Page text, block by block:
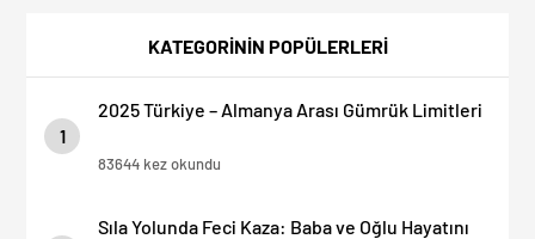
KATEGORİNİN POPÜLERLERİ
1
2025 Türkiye – Almanya Arası Gümrük Limitleri
83644 kez okundu
Sıla Yolunda Feci Kaza: Baba ve Oğlu Hayatını